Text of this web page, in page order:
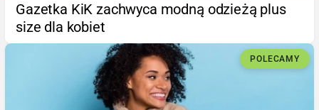
Gazetka KiK zachwyca modną odzieżą plus
size dla kobiet
POLECAMY